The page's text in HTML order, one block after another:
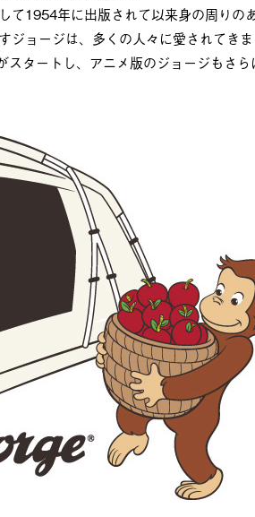
て1954年に出版されて以来身の周りの
ョージは、多くの人々に愛されてきま
タートし、アニメ版のジョージもさら